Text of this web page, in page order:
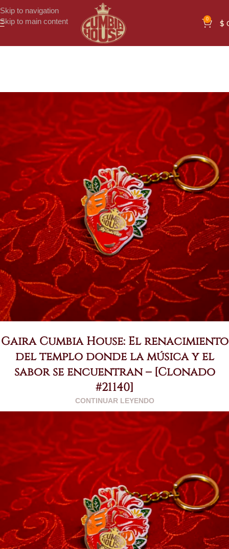
Skip to navigation
Skip to main content
0 $
Gaira Cumbia House: El renacimiento
del templo donde la música y el
sabor se encuentran – [Clonado
#21140]
CONTINUAR LEYENDO